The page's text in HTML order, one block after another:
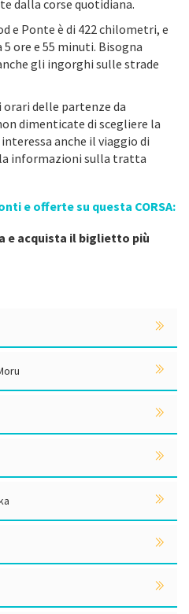
dalla corse quotidiana.
e Ponte è di 422 chilometri, e
ore e 55 minuti. Bisogna
gli ingorghi sulle strade
delle partenze da
dimenticate di scegliere la
anche il viaggio di
informazioni sulla tratta
e offerte su questa CORSA:
e acquista il biglietto più